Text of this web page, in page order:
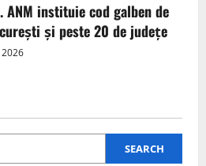
ANM instituie cod galben de
și peste 20 de județe
2026
SEARCH